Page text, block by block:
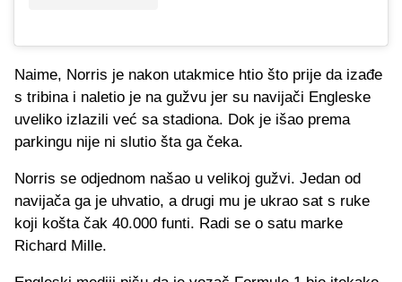
Naime, Norris je nakon utakmice htio što prije da izađe
s tribina i naletio je na gužvu jer su navijači Engleske
uveliko izlazili već sa stadiona. Dok je išao prema
parkingu nije ni slutio šta ga čeka.
Norris se odjednom našao u velikoj gužvi. Jedan od
navijača ga je uhvatio, a drugi mu je ukrao sat s ruke
koji košta čak 40.000 funti. Radi se o satu marke
Richard Mille.